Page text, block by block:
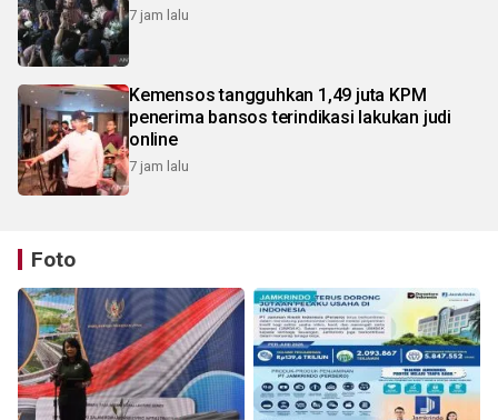
7 jam lalu
Kemensos tangguhkan 1,49 juta KPM
penerima bansos terindikasi lakukan judi
online
7 jam lalu
Foto